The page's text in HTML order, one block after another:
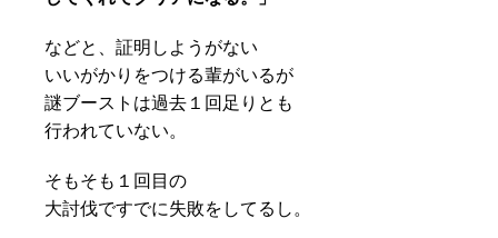
などと、証明しようがない
いいがかりをつける輩がいるが
謎ブーストは過去１回足りとも
行われていない。
そもそも１回目の
大討伐ですでに失敗をしてるし。